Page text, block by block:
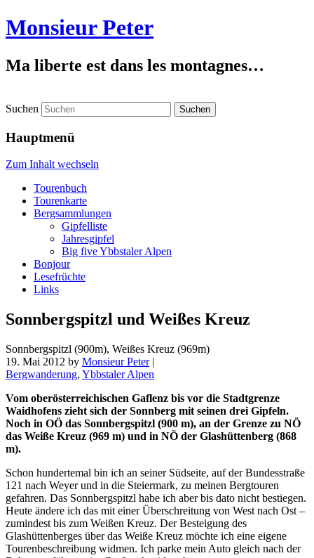
Monsieur Peter
Ma liberte est dans les montagnes…
Suchen
Hauptmenü
Zum Inhalt wechseln
Tourenbuch
Tourenkarte
Bergsammlungen
Gipfelliste
Jahresgipfel
Big five Ybbstaler Alpen
Bonjour
Lesefrüchte
Links
Sonnbergspitzl und Weißes Kreuz
Sonnbergspitzl (900m), Weißes Kreuz (969m)
19. Mai 2012 by Monsieur Peter|
Bergwanderung, Ybbstaler Alpen
Vom oberösterreichischen Gaflenz bis vor die Stadtgrenze
Waidhofens zieht sich der Sonnberg mit seinen drei Gipfeln.
Noch in OÖ das Sonnbergspitzl (900 m), an der Grenze zu NÖ
das Weiße Kreuz (969 m) und in NÖ der Glashüttenberg (868
m).
Schon hundertemal bin ich an seiner Südseite, auf der Bundesstraße
121 nach Weyer und in die Steiermark, zu meinen Bergtouren
gefahren. Das Sonnbergspitzl habe ich aber bis dato nicht bestiegen.
Heute ändere ich das mit einer Überschreitung von West nach Ost –
zumindest bis zum Weißen Kreuz. Der Besteigung des
Glashüttenberges über das Weiße Kreuz möchte ich eine eigene
Tourenbeschreibung widmen. Ich parke mein Auto gleich nach der